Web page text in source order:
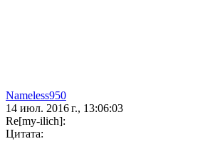
Nameless950
14 июл. 2016 г., 13:06:03
Re[my-ilich]:
Цитата: